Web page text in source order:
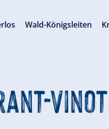
Wald-Königsleiten